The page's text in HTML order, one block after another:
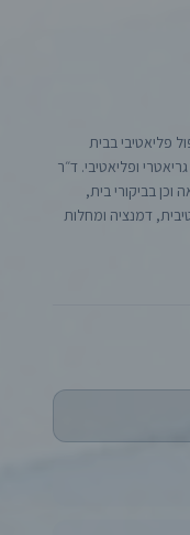
פליאטיבי בבית
ופליאטיבי. ד״ר
בביקורי בית,
דמנציה ומחלות